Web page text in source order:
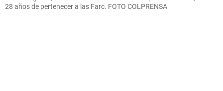
28 años de pertenecer a las Farc. FOTO COLPRENSA